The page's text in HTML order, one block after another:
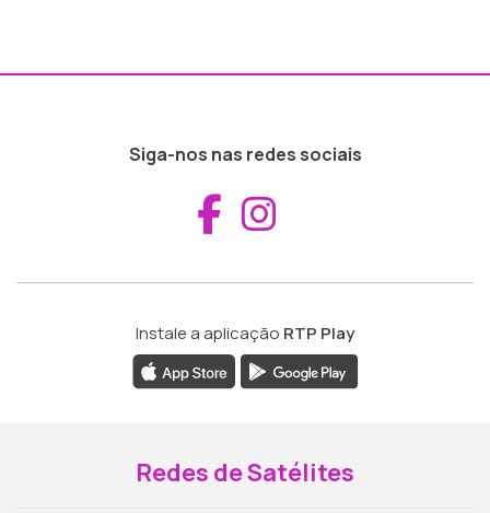
Siga-nos nas redes sociais
Aceder ao
Instale a aplicação RTP Play
Redes de Satélites